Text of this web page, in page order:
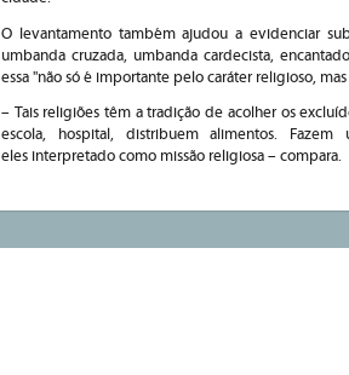
O levantamento também ajudou a evidenciar
umbanda cruzada, umbanda cardecista,
essa "não só é importante pelo caráter religioso,
– Tais religiões têm a tradição de acolher os
escola, hospital, distribuem alimentos.
eles interpretado como missão religiosa – compara.